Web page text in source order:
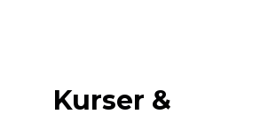
Kurser &